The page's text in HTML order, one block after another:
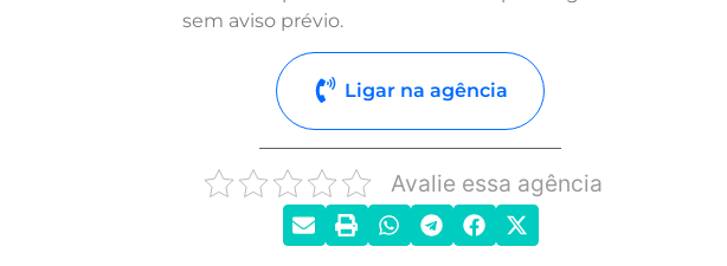
sem aviso prévio.
Ligar na agência
Avalie essa agência